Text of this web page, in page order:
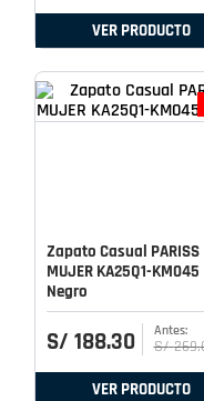
VER PRODUCTO
Zapato Casual PARISS
MUJER KA25Q1-KM045
Negro
S/ 188.30 S/ 269.
VER PRODUCTO